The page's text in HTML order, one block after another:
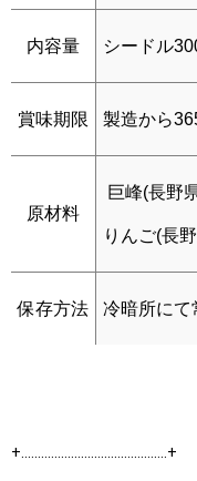
内容量 シードル
賞味期限 製造から
原材料
巨峰(長野
りんご(長
保存方法 冷暗所にて
+‥‥‥‥‥‥‥‥‥‥‥‥‥‥‥‥‥‥‥‥‥‥+